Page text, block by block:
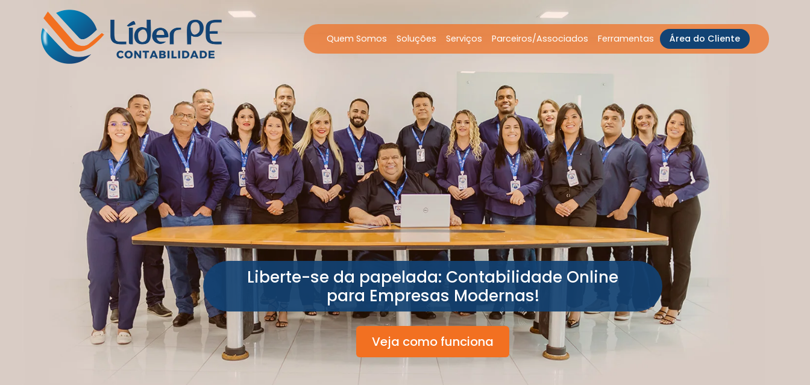
Quem Somos Soluções Serviços Parceiros/Associados Ferramentas Área do Cliente
Liberte-se da papelada: Contabilidade Online
para Empresas Modernas!
Veja como funciona